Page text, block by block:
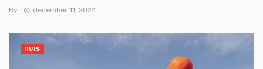
By december 11, 2024
HUIS